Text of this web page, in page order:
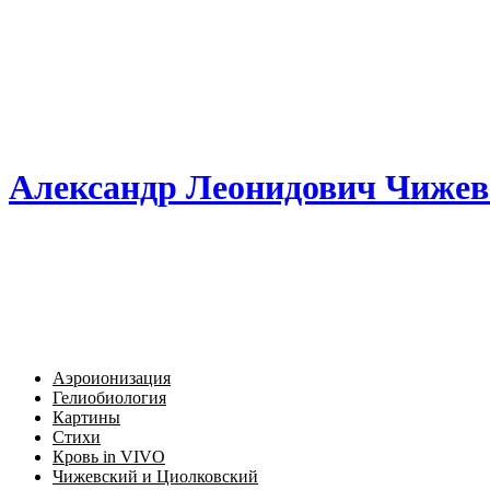
Александр Леонидович
Аэроионизация
Гелиобиология
Картины
Стихи
Кровь in VIVO
Чижевский и Циолковский